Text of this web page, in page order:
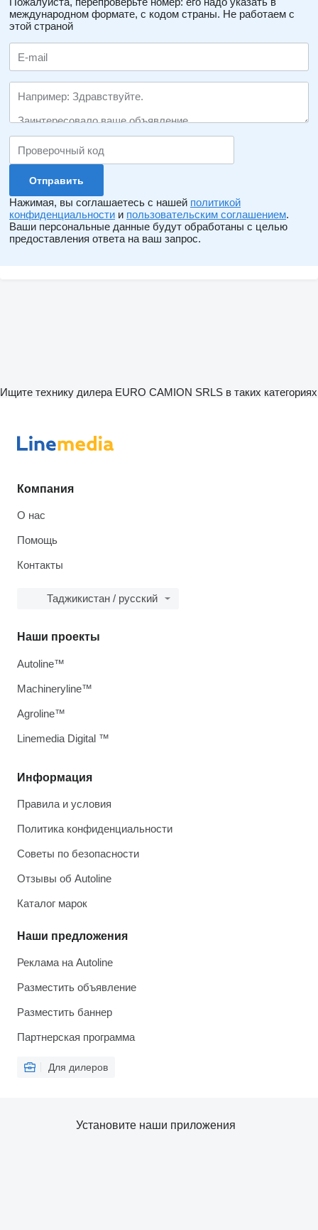
международном формате, с кодом страны. Не работаем с
этой страной
Нажимая, вы соглашаетесь с нашей политикой
конфиденциальности и пользовательским соглашением.
Ваши персональные данные будут обработаны с целью
предоставления ответа на ваш запрос.
Ищите технику дилера EURO CAMION SRLS в таких категориях
Компания
О нас
Помощь
Контакты
Таджикистан / русский
Информация
Правила и условия
Политика конфиденциальности
Советы по безопасности
Отзывы об Autoline
Каталог марок
Наши предложения
Реклама на Autoline
Разместить объявление
Разместить баннер
Партнерская программа
Для дилеров
Наши проекты
Autoline™
Machineryline™
Agroline™
Linemedia Digital ™
Установите наши приложения